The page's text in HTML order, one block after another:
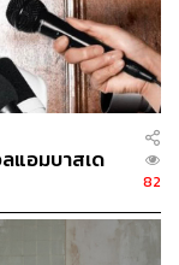
แอมบาสเด
82